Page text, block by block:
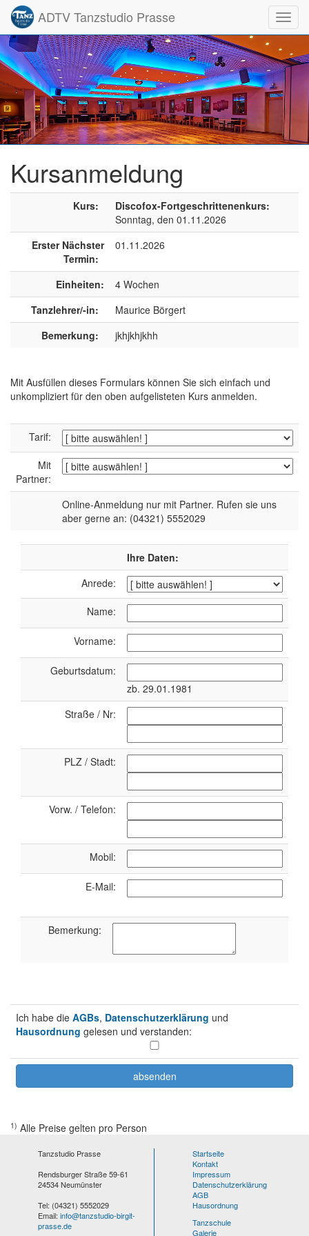
ADTV Tanzstudio Prasse
Kursanmeldung
Kurs:
Discofox-Fortgeschrittenenkurs:
Sonntag, den 01.11.2026
Erster Nächster
Termin:
01.11.2026
Einheiten:
4 Wochen
Tanzlehrer/-in:
Maurice Börgert
Bemerkung:
jkhjkhjkhh
Mit Ausfüllen dieses Formulars können Sie sich einfach und
unkompliziert für den oben aufgelisteten Kurs anmelden.
Tarif:
Mit
Partner:
Online-Anmeldung nur mit Partner. Rufen sie uns
aber gerne an: (04321) 5552029
Ihre Daten:
Anrede:
Name:
Vorname:
Geburtsdatum:
zb. 29.01.1981
Straße / Nr:
PLZ / Stadt:
Vorw. / Telefon:
Mobil:
E-Mail:
Bemerkung:
Ich habe die AGBs, Datenschutzerklärung und
Hausordnung gelesen und verstanden:
1) Alle Preise gelten pro Person
Tanzstudio Prasse
Rendsburger Straße 59-61
24534 Neumünster
Tel: (04321) 5552029
Email: info@tanzstudio-birgit-
prasse.de
Startseite
Kontakt
Impressum
Datenschutzerklärung
AGB
Hausordnung
Tanzschule
Galerie